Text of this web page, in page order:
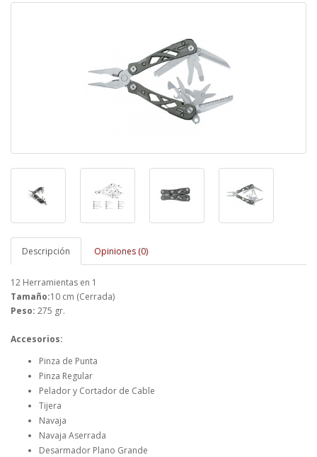
Descripción Opiniones (0)
12 Herramientas en 1
Tamaño:10 cm (Cerrada)
Peso: 275 gr.
Accesorios:
Pinza de Punta
Pinza Regular
Pelador y Cortador de Cable
Tijera
Navaja
Navaja Aserrada
Desarmador Plano Grande